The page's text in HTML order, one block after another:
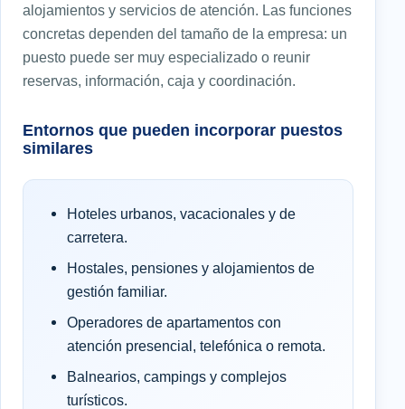
alojamientos y servicios de atención. Las funciones
concretas dependen del tamaño de la empresa: un
puesto puede ser muy especializado o reunir
reservas, información, caja y coordinación.
Entornos que pueden incorporar puestos
similares
Hoteles urbanos, vacacionales y de
carretera.
Hostales, pensiones y alojamientos de
gestión familiar.
Operadores de apartamentos con
atención presencial, telefónica o remota.
Balnearios, campings y complejos
turísticos.